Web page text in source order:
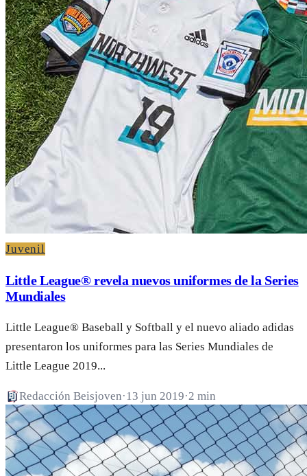
Juvenil
Little League® revela nuevos uniformes de la Series
Mundiales
Little League® Baseball y Softball y el nuevo aliado adidas
presentaron los uniformes para las Series Mundiales de
Little League 2019...
Redacción Beisjoven·13 jun 2019·2 min